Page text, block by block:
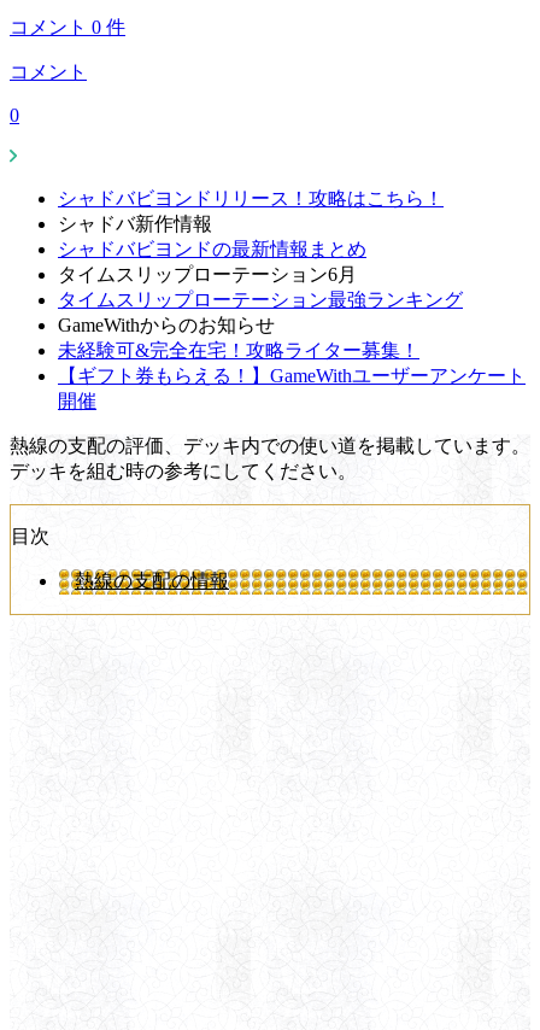
コメント 0 件
コメント
0
シャドバビヨンドリリース！攻略はこちら！
シャドバ新作情報
シャドバビヨンドの最新情報まとめ
タイムスリップローテーション6月
タイムスリップローテーション最強ランキング
GameWithからのお知らせ
未経験可&完全在宅！攻略ライター募集！
【ギフト券もらえる！】GameWithユーザーアンケート
開催
熱線の支配の評価、デッキ内での使い道を掲載しています。
デッキを組む時の参考にしてください。
目次
熱線の支配の情報